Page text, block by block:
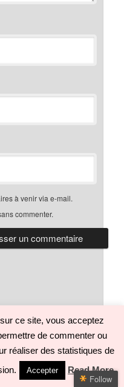
à venir via e-mail.
commenter.
propulsé par WordPress
ce site, vous acceptez
de commenter ou
réaliser des statistiques de
Accepter Read More
Follow